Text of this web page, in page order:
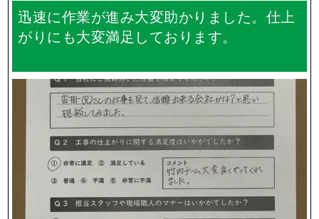
外壁塗装、屋根塗装の失敗例 第5位は？
一覧を見る